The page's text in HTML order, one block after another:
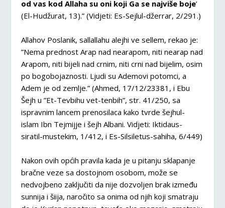
od vas kod Allaha su oni koji Ga se najviše boje’
(El-Hudžurat, 13).” (Vidjeti: Es-Sejlul-džerrar, 2/291.)
Allahov Poslanik, sallallahu alejhi ve sellem, rekao je:
”Nema prednost Arap nad nearapom, niti nearap nad
Arapom, niti bijeli nad crnim, niti crni nad bijelim, osim
po bogobojaznosti. Ljudi su Ademovi potomci, a
Adem je od zemlje.” (Ahmed, 17/12/23381, i Ebu
Šejh u ”Et-Tevbihu vet-tenbih”, str. 41/250, sa
ispravnim lancem prenosilaca kako tvrde šejhul-
islam Ibn Tejmijje i šejh Albani. Vidjeti: Iktidaus-
siratil-mustekim, 1/412, i Es-Silsiletus-sahiha, 6/449)
Nakon ovih općih pravila kada je u pitanju sklapanje
bračne veze sa dostojnom osobom, može se
nedvojbeno zaključiti da nije dozvoljen brak između
sunnija i šiija, naročito sa onima od njih koji smatraju